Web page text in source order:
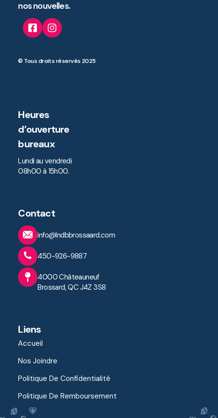
nos nouvelles.
© Tous droits réservés 2025
Heures
d’ouverture
bureaux
Lundi au vendredi
08h00 à 15h00.
Contact
info@lndbbrossaard.com
450-926-9887
4000 Châteauneuf
Brossard, QC J4Z 3S8
Liens
Accueil
Nos Joindre
Politique De Confidentialité
Politique De Remboursement